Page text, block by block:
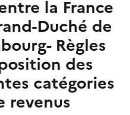
la France
Duché de
Règles
des
catégories
revenus